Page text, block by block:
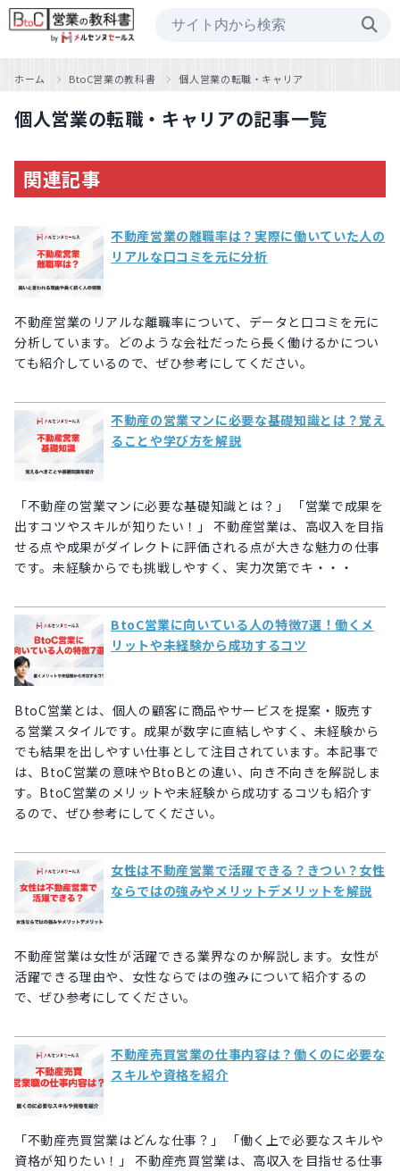
ホーム BtoC営業の教科書 個人営業の転職・キャリア
個人営業の転職・キャリアの記事一覧
関連記事
不動産営業の離職率は？実際に働いていた人の
リアルな口コミを元に分析
不動産営業のリアルな離職率について、データと口コミを元に
分析しています。どのような会社だったら長く働けるかについ
ても紹介しているので、ぜひ参考にしてください。
不動産の営業マンに必要な基礎知識とは？覚え
ることや学び方を解説
「不動産の営業マンに必要な基礎知識とは？」 「営業で成果を
出すコツやスキルが知りたい！」 不動産営業は、高収入を目指
せる点や成果がダイレクトに評価される点が大きな魅力の仕事
です。未経験からでも挑戦しやすく、実力次第でキ・・・
BtoC営業に向いている人の特徴7選！働くメ
リットや未経験から成功するコツ
BtoC営業とは、個人の顧客に商品やサービスを提案・販売す
る営業スタイルです。成果が数字に直結しやすく、未経験から
でも結果を出しやすい仕事として注目されています。本記事で
は、BtoC営業の意味やBtoBとの違い、向き不向きを解説しま
す。BtoC営業のメリットや未経験から成功するコツも紹介す
るので、ぜひ参考にしてください。
女性は不動産営業で活躍できる？きつい？女性
ならではの強みやメリットデメリットを解説
不動産営業は女性が活躍できる業界なのか解説します。女性が
活躍できる理由や、女性ならではの強みについて紹介するの
で、ぜひ参考にしてください。
不動産売買営業の仕事内容は？働くのに必要な
スキルや資格を紹介
「不動産売買営業はどんな仕事？」 「働く上で必要なスキルや
資格が知りたい！」 不動産売買営業は、高収入を目指せる仕事